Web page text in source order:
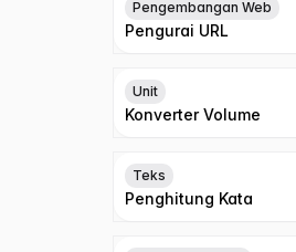
Pengembangan Web
Pengurai URL
Unit
Konverter Volume
Teks
Penghitung Kata